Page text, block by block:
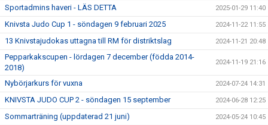
Sportadmins haveri - LÄS DETTA 2025-01-29 11:40
Knivsta Judo Cup 1 - söndagen 9 februari 2025 2024-11-22 11:55
13 Knivstajudokas uttagna till RM för distriktslag 2024-11-21 20:48
Pepparkakscupen - lördagen 7 december (födda 2014-
2018)
2024-11-19 21:16
Nybörjarkurs för vuxna 2024-07-24 14:31
KNIVSTA JUDO CUP 2 - söndagen 15 september 2024-06-28 12:25
Sommarträning (uppdaterad 21 juni) 2024-05-24 10:45